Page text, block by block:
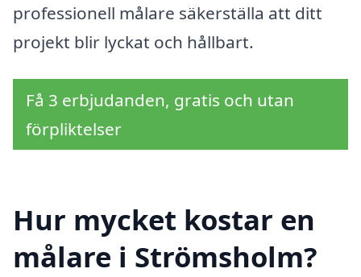
professionell målare säkerställa att ditt
projekt blir lyckat och hållbart.
Få 3 erbjudanden, gratis och utan
förpliktelser
Hur mycket kostar en
målare i Strömsholm?